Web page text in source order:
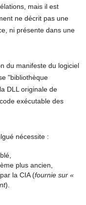
mais il est
ne décrit pas une
ni présente dans une
du manifeste du logiciel
"bibliothèque
DLL originale de
exécutable des
nécessite :
plus ancien,
la CIA (fournie sur «
).